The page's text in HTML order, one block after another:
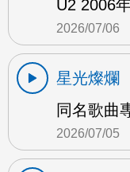
U2 2006
2026/07/06
星光燦爛
同名歌曲
2026/07/05